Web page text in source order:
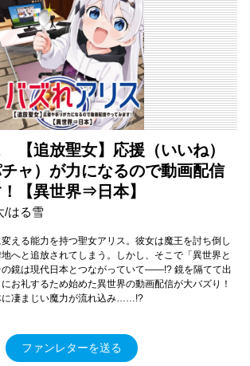
【追放聖女】応援（いいね）
ャ）が力になるので動画配信
【異世界⇒日本】
/はる雪
える能力を持つ聖女アリス。彼女は魔王を討ち倒し
へと追放されてしまう。しかし、そこで「異世界と
鏡は現代日本とつながっていて――!? 鏡を隔てて出
お礼するため始めた異世界の動画配信が大バズり！
に凄まじい魔力が流れ込み……!?
ファンレターを送る